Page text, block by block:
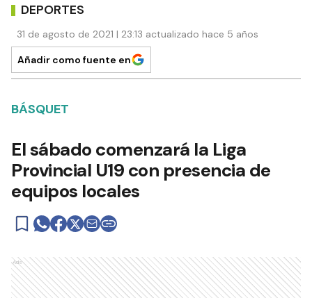
DEPORTES
31 de agosto de 2021 | 23:13 actualizado hace 5 años
Añadir como fuente en
BÁSQUET
El sábado comenzará la Liga
Provincial U19 con presencia de
equipos locales
Ads